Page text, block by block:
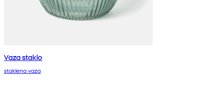
Vaza staklo
staklena vaza